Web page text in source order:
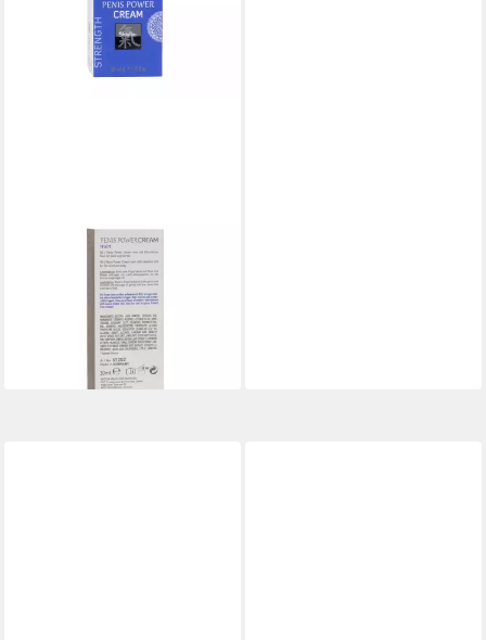
Intimcreme Shiatsu - Penis
Power Creme, 1-tlg.,
Verzögerung
(566,33 €/ 1 l)
lieferbar - in 3-4 Werktagen bei dir